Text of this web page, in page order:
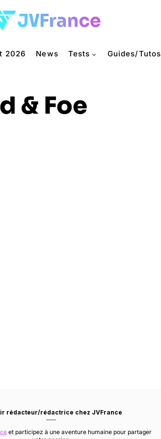
2026 News Tests Guides/Tutos
& Foe
rédacteur/rédactrice chez JVFrance
et participez à une aventure humaine pour partager